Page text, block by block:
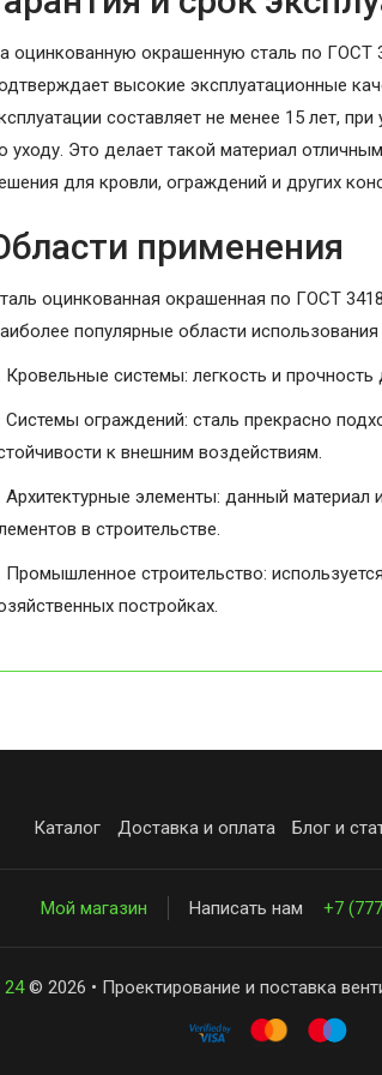
оцинкованную окрашенную сталь по ГОСТ
высокие эксплуатационные
составляет не менее 15 лет,
уходу. Это делает такой материал
для кровли, ограждений и других
применения
оцинкованная окрашенная по ГОСТ
популярные области
Кровельные системы: легкость и
Системы ограждений: сталь прекрасно
к внешним воздействиям.
Архитектурные элементы: данный
в строительстве.
Промышленное строительство:
постройках.
Каталог Доставка и оплата Блог и
Мой магазин Написать нам +7
24© 2026 • Проектирование и поставка